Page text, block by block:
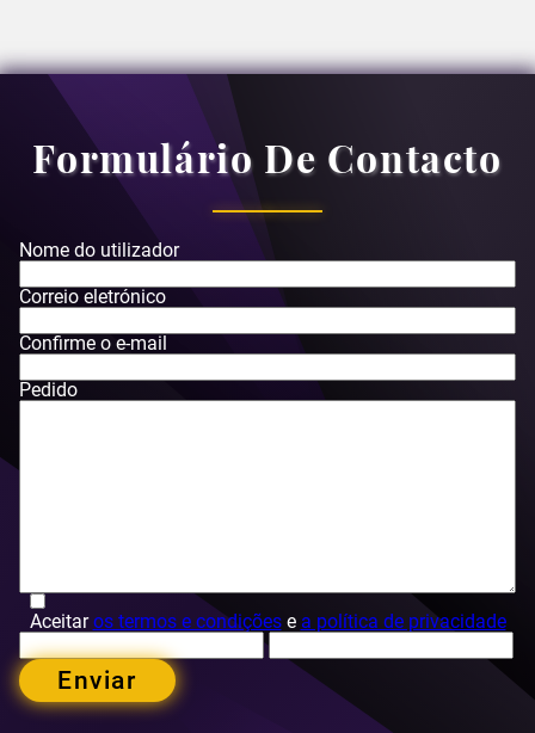
Formulário De Contacto
Nome do utilizador
Correio eletrónico
Confirme o e-mail
Pedido
Aceitaros termos e condiçõese a política de privacidade
Enviar